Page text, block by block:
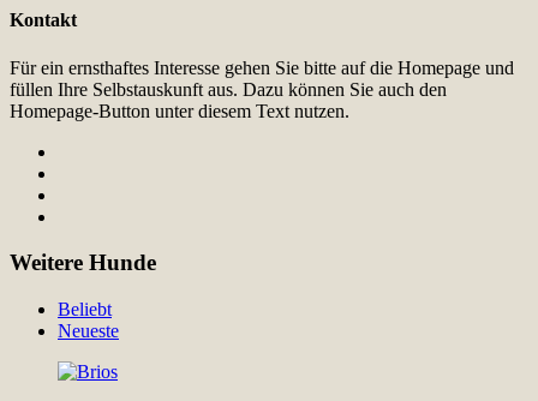
Kontakt
Für ein ernsthaftes Interesse gehen Sie bitte auf die Homepage und
füllen Ihre Selbstauskunft aus. Dazu können Sie auch den
Homepage-Button unter diesem Text nutzen.
Weitere Hunde
Beliebt
Neueste